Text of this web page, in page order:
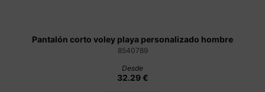
Pantalón corto voley playa personalizado hombre
8540789
Desde
32.29 €